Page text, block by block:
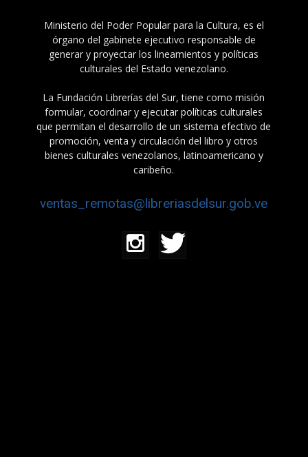
Ministerio del Poder Popular para la Cultura, es el
órgano del gabinete ejecutivo responsable de
generar y proyectar los lineamientos y políticas
culturales del Estado venezolano.
La Fundación Librerías del Sur, tiene como misión
formular, coordinar y ejecutar políticas culturales
que permitan el desarrollo de un sistema efectivo de
promoción, venta y circulación del libro y otros
bienes culturales venezolanos, latinoamericano y
caribeño.
ventas_remotas@libreriasdelsur.gob.ve